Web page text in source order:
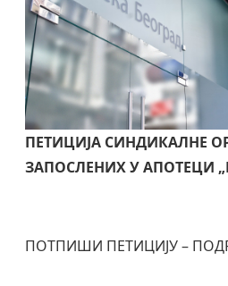
ПЕТИЦИЈА СИНДИКАЛНЕ
ЗАПОСЛЕНИХ У АПОТЕЦИ
ПОТПИШИ ПЕТИЦИЈУ –